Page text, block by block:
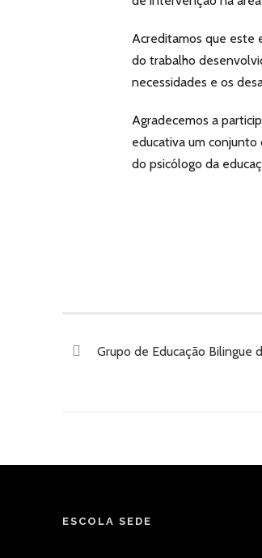
Acreditamos que este
do trabalho
necessidades e os
Agradecemos a
educativa um
do psicólogo da
Grupo de Educação Bilingue
ESCOLA SEDE